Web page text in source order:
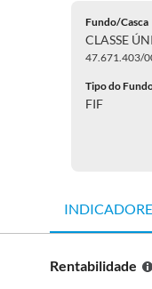
Fundo/Casca
47.671.403/
Tipo do
FIF
Rentabilidade